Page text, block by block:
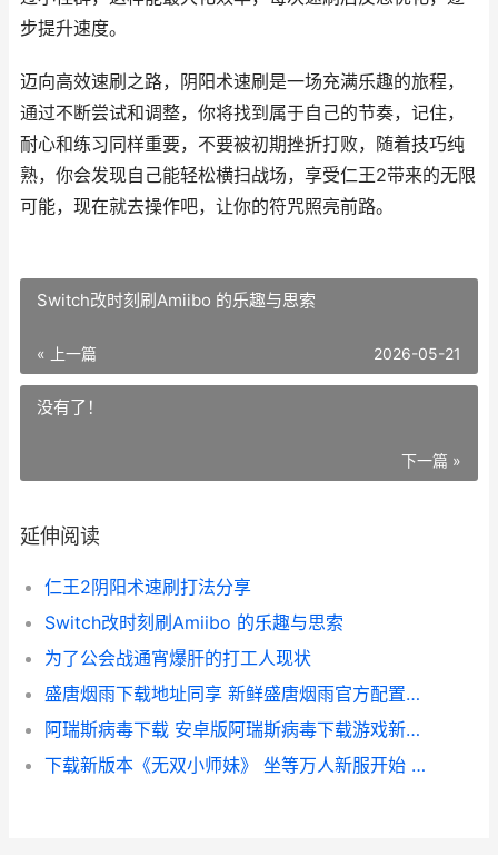
步提升速度。
迈向高效速刷之路，阴阳术速刷是一场充满乐趣的旅程，
通过不断尝试和调整，你将找到属于自己的节奏，记住，
耐心和练习同样重要，不要被初期挫折打败，随着技巧纯
熟，你会发现自己能轻松横扫战场，享受仁王2带来的无限
可能，现在就去操作吧，让你的符咒照亮前路。
Switch改时刻刷Amiibo 的乐趣与思索
« 上一篇 2026-05-21
没有了！
下一篇 »
延伸阅读
仁王2阴阳术速刷打法分享
Switch改时刻刷Amiibo 的乐趣与思索
为了公会战通宵爆肝的打工人现状
盛唐烟雨下载地址同享 新鲜盛唐烟雨官方配置包 盛唐烟雨全文阅读
阿瑞斯病毒下载 安卓版阿瑞斯病毒下载游戏新鲜地址和配置方式 阿瑞斯病毒下载无限血量,无限饥饿度
下载新版本《无双小师妹》 坐等万人新服开始 下载无奈